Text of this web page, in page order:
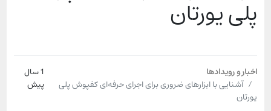
پلی یورتان
اخبار و رویدادها
آشنایی با ابزارهای ضروری برای اجرای حرفه‌ای کفپوش پلی
یورتان
1 سال
پیش